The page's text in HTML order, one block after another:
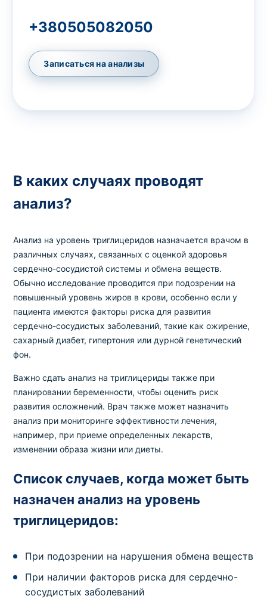
+380505082050
Записаться на анализы
В каких случаях проводят
анализ?
Анализ на уровень триглицеридов назначается врачом в
различных случаях, связанных с оценкой здоровья
сердечно-сосудистой системы и обмена веществ.
Обычно исследование проводится при подозрении на
повышенный уровень жиров в крови, особенно если у
пациента имеются факторы риска для развития
сердечно-сосудистых заболеваний, такие как ожирение,
сахарный диабет, гипертония или дурной генетический
фон.
Важно сдать анализ на триглицериды также при
планировании беременности, чтобы оценить риск
развития осложнений. Врач также может назначить
анализ при мониторинге эффективности лечения,
например, при приеме определенных лекарств,
изменении образа жизни или диеты.
Список случаев, когда может быть
назначен анализ на уровень
триглицеридов:
При подозрении на нарушения обмена веществ
При наличии факторов риска для сердечно-
сосудистых заболеваний